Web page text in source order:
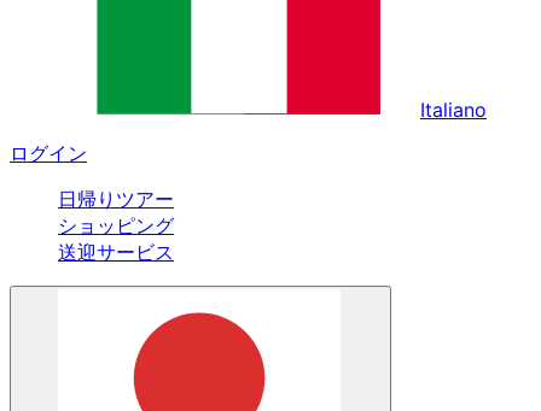
Italiano
ログイン
日帰りツアー
ショッピング
送迎サービス